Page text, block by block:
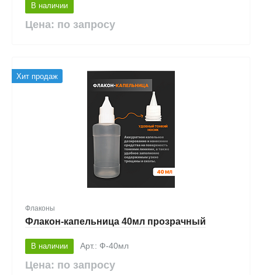
В наличии
Цена: по запросу
Хит продаж
Флаконы
Флакон-капельница 40мл прозрачный
В наличии Арт.: Ф-40мл
Цена: по запросу